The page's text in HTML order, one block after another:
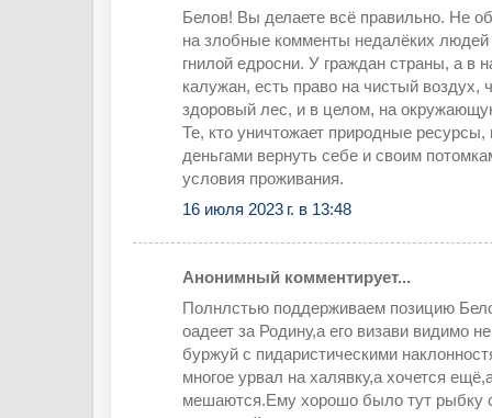
Белов! Вы делаете всё правильно. Не
на злобные комменты недалёких людей
гнилой едросни. У граждан страны, а в
калужан, есть право на чистый воздух,
здоровый лес, и в целом, на
Те, кто уничтожает природные ресурсы,
деньгами вернуть себе и своим
условия проживания.
16 июля 2023 г. в 13:48
Анонимный комментирует...
Полнлстью поддерживаем позицию
оадеет за Родину,а его визави видимо
буржуй с пидаристическими
многое урвал на халявку,а хочется
мешаются.Ему хорошо было тут рыбку